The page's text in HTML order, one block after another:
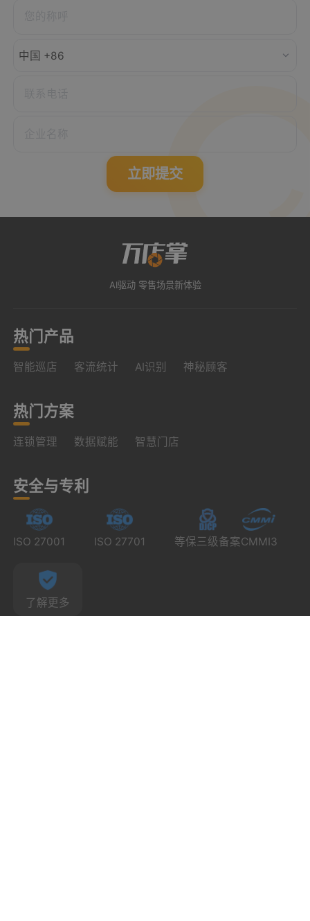
中国 +86
立即提交
AI驱动 零售场景新体验
热门产品
智能巡店 客流统计 AI识别 神秘顾客
热门方案
连锁管理 数据赋能 智慧门店
安全与专利
ISO 27001 ISO 27701 等保三级备案CMMI3
了解更多